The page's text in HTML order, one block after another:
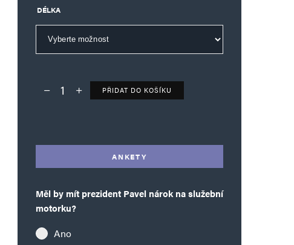
DÉLKA
Deník TO – verze bez reklam množství
PŘIDAT DO KOŠÍKU
ANKETY
Měl by mít prezident Pavel nárok na služební
motorku?
Ano